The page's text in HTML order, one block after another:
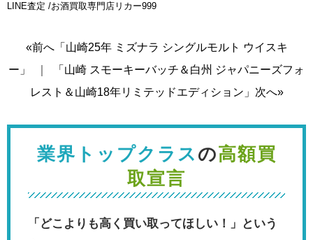
LINE査定 /お酒買取専門店リカー999
«前へ「山崎25年 ミズナラ シングルモルト ウイスキ
ー」
「山崎 スモーキーバッチ＆白州 ジャパニーズフォ
レスト＆山崎18年リミテッドエディション」次へ»
業界トップクラス の高額買
取宣言
「どこよりも高く買い取ってほしい！」という